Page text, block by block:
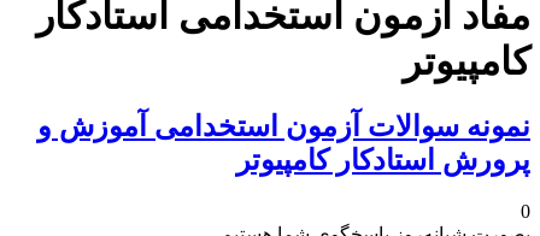
مفاد آزمون استخدامی استادکار
کامپیوتر
نمونه سوالات آزمون استخدامی آموزش و
پرورش استادکار کامپیوتر
0